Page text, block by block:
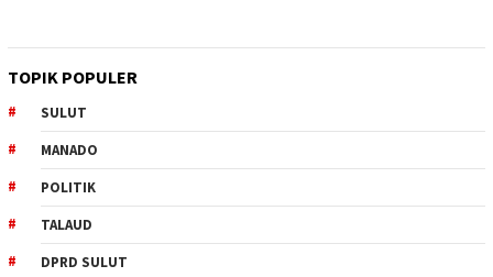
TOPIK POPULER
SULUT
MANADO
POLITIK
TALAUD
DPRD SULUT